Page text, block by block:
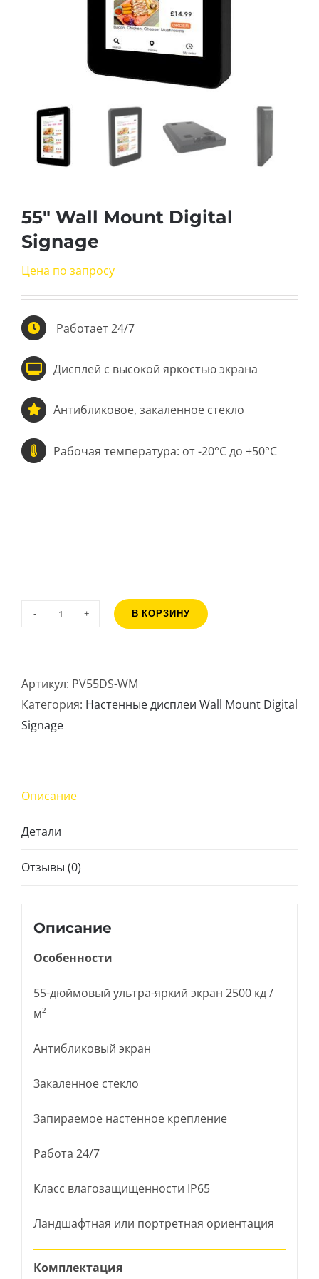
55″ Wall Mount Digital
Signage
Цена по запросу
Работает 24/7
Дисплей с высокой яркостью экрана
Антибликовое, закаленное стекло
Рабочая температура: от -20°C до +50°C
Количество
Wall
Mount
Digital
В КОРЗИНУ
Артикул: PV55DS-WM
Категория: Настенные дисплеи Wall Mount Digital
Signage
Описание
Детали
Отзывы (0)
Описание
Особенности
55-дюймовый ультра-яркий экран 2500 кд /
м²
Антибликовый экран
Закаленное стекло
Запираемое настенное крепление
Работа 24/7
Класс влагозащищенности IP65
Ландшафтная или портретная ориентация
Комплектация